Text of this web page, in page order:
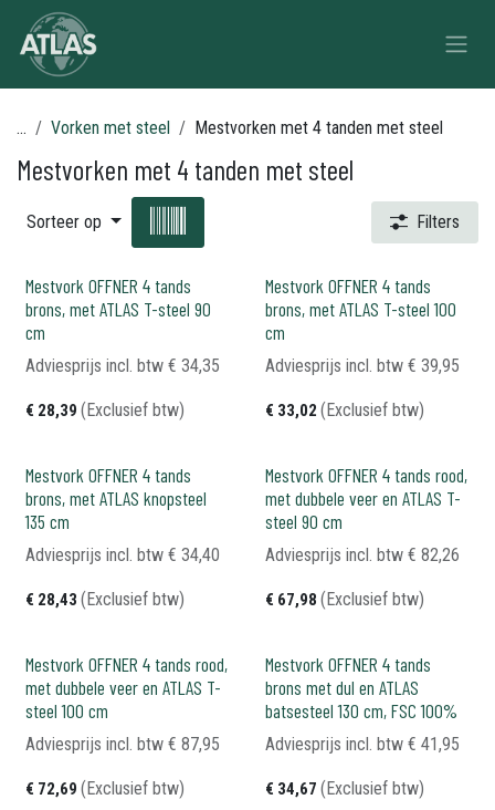
Overslaan naar inhoud
... Vorken met steel Mestvorken met 4 tanden met steel
Mestvorken met 4 tanden met steel
Sorteer op Filters
Mestvork OFFNER 4 tands
brons, met ATLAS T-steel 90
cm
€ 28,39 (Exclusief btw)
Adviesprijs incl. btw € 34,35
Mestvork OFFNER 4 tands
brons, met ATLAS T-steel 100
cm
€ 33,02 (Exclusief btw)
Adviesprijs incl. btw € 39,95
Mestvork OFFNER 4 tands
brons, met ATLAS knopsteel
135 cm
€ 28,43 (Exclusief btw)
Adviesprijs incl. btw € 34,40
Mestvork OFFNER 4 tands rood,
met dubbele veer en ATLAS T-
steel 90 cm
€ 67,98 (Exclusief btw)
Adviesprijs incl. btw € 82,26
Mestvork OFFNER 4 tands rood,
met dubbele veer en ATLAS T-
steel 100 cm
€ 72,69 (Exclusief btw)
Adviesprijs incl. btw € 87,95
Mestvork OFFNER 4 tands
brons met dul en ATLAS
batsesteel 130 cm, FSC 100%
€ 34,67 (Exclusief btw)
Adviesprijs incl. btw € 41,95